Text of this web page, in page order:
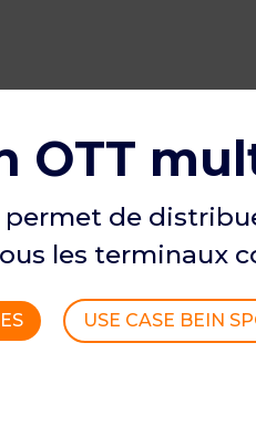
OTT
de
les terminaux
USE CASE BEIN